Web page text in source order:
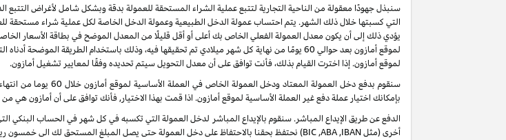
سنبذل جهودًا معقولة من الناحية التجارية لتتبع عملية الشراء المستحقة للعمولة بدقة وبشكل شامل لأغراض التتبع
التي كسبتها خلال ذلك الشهر. يتم احتساب عمولة الدخل الطبيعية وعمولة الدخل الخاصة لكل عملية شراء مستحقة
يؤدي ذلك إلى أن يكون معدل العمولة الفعلي الخاص بك أعلى أو أقل قليلًا من المعدل الموضح في بطاقة الأسعار
لموقع أمازون بعد حوالي 60 يومًا من نهاية كل شهر ميلادي تم تحقيقها فيه، وذلك باستخدام الطريقة
لموقع أمازون. إذا اخترت القيام بذلك، فأنت توافق على أن معدل التحويل سيتم تحديده وفقًا لمعايير تشغيل أمازون.
سنقوم بدفع دخل العمولة
بإمكانك اختيار عملة دفع غير العملة الأساسية لموقع أمازون. اذا قمت بهذا الاختيار, فأنك توافق على أن أمازون
الدفع عن طريق الإيداع المباشر. سنقوم بالإيداع المباشر لدخل العمولة التي تكسبه في كل شهر في الحساب
أخرى (مثلIBAN
,
ABA
,
BIC) نحتفظ بحقنا بالاحتفاظ على دخل العمولة حتى يصل المبلغ المستحق لك الى خمسون